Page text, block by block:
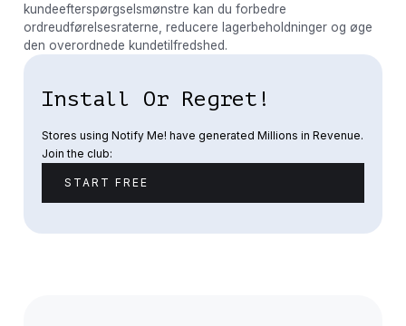
kundeefterspørgselsmønstre kan du forbedre
ordreudførelsesraterne, reducere lagerbeholdninger og øge
den overordnede kundetilfredshed.
Install Or Regret!
Stores using Notify Me! have generated Millions in Revenue.
Join the club:
START FREE